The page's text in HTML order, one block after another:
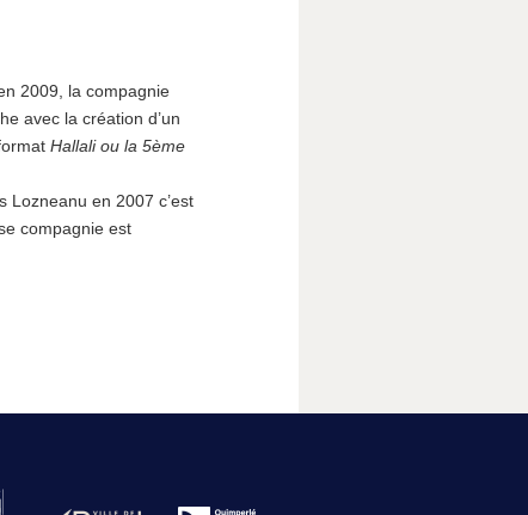
2009, la compagnie
avec la création d’un
Hallali ou la 5ème
Lozneanu en 2007 c’est
compagnie est